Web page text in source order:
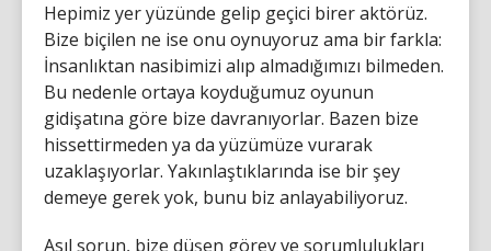
Hepimiz yer yüzünde gelip geçici birer aktörüz.
Bize biçilen ne ise onu oynuyoruz ama bir farkla:
İnsanlıktan nasibimizi alıp almadığımızı bilmeden.
Bu nedenle ortaya koyduğumuz oyunun
gidişatına göre bize davranıyorlar. Bazen bize
hissettirmeden ya da yüzümüze vurarak
uzaklaşıyorlar. Yakınlaştıklarında ise bir şey
demeye gerek yok, bunu biz anlayabiliyoruz.
Asıl sorun, bize düşen görev ve sorumlulukları